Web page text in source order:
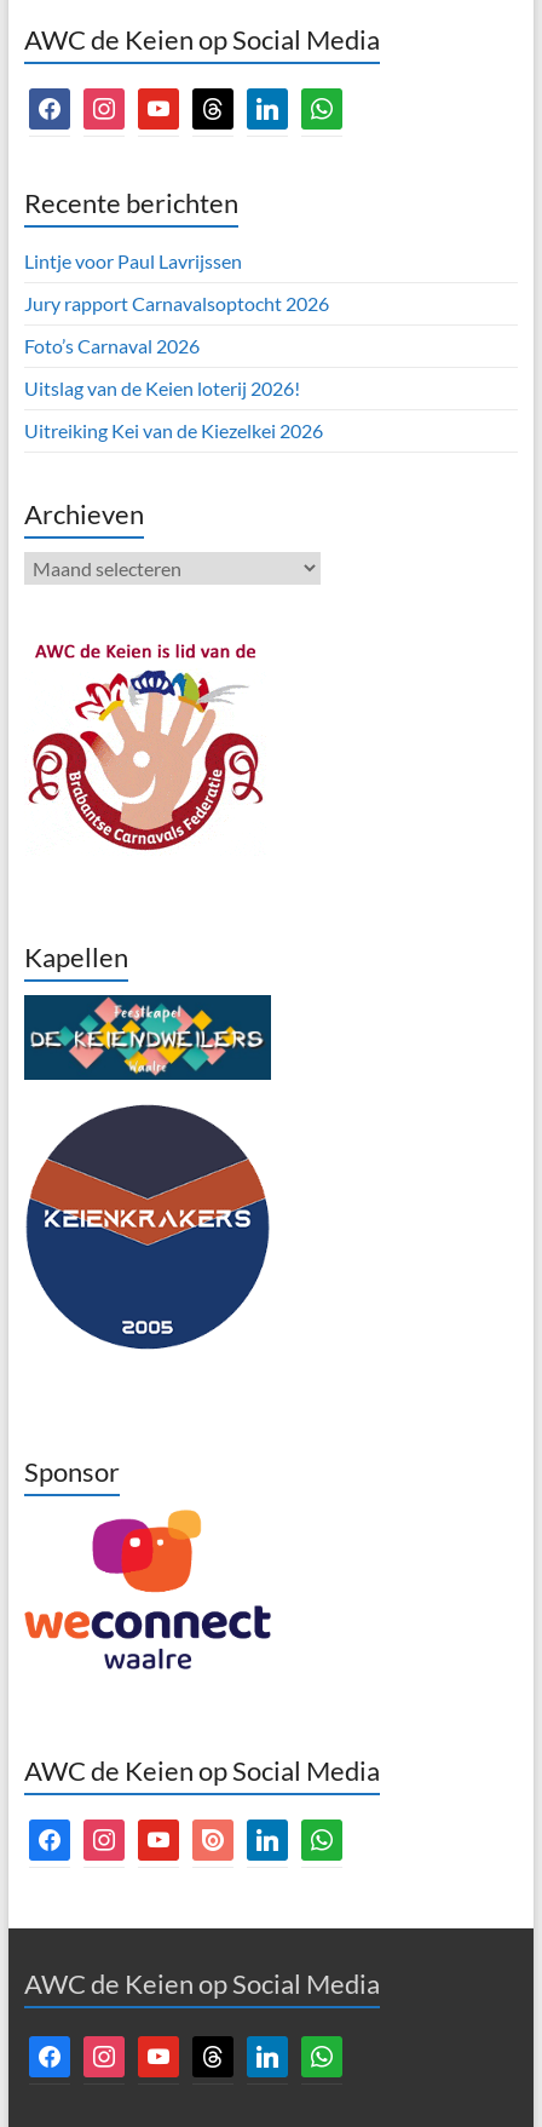
AWC de Keien op Social Media
facebookinstagramyoutubethreads linkedinwhatsapp
Recente berichten
Lintje voor Paul Lavrijssen
Jury rapport Carnavalsoptocht 2026
Foto’s Carnaval 2026
Uitslag van de Keien loterij 2026!
Uitreiking Kei van de Kiezelkei 2026
Archieven
Archieven
Kapellen
Sponsor
AWC de Keien op Social Media
facebookinstagramyoutubeissuu linkedinwhatsapp
AWC de Keien op Social Media
facebookinstagramyoutube threads linkedin whatsapp